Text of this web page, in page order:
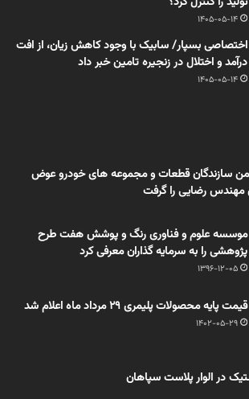
1405-05-14
اختصاصی بسپار/ سابیک با وجود کاهش زیان، از افت
درآمد و اختلال در زنجیره تامین خبر داد
1405-05-14
سازندگان قطعات و مجموعه های خودرو عوض
رضایی را گرفت
موسسه علوم و فناوری رنگ و پوشش هفت طرح
پژوهشی را به سرمایه گذاران معرفی کرد
1396-12-05
قیمت پایه محصولات پلیمری 29 مرداد ماه اعلام شد
1402-05-29
در الوار پلاست سپاهان